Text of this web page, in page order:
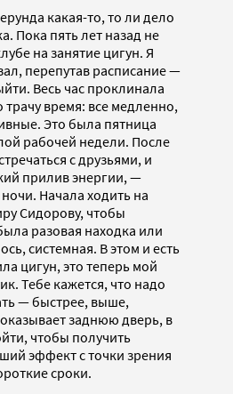
какая-то, то ли дело
Пока пять лет назад не
на занятие цигун. Я
перепутав расписание —
Весь час проклинала
трачу время: все медленно,
Это была пятница
рабочей недели. После
с друзьями, и
прилив энергии, —
Начала ходить на
Сидорову, чтобы
разовая находка или
системная. В этом и есть
цигун, это теперь мой
Тебе кажется, что надо
— быстрее, выше,
заднюю дверь, в
чтобы получить
эффект с точки зрения
сроки.